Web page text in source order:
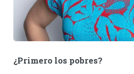
¿Primero los pobres?